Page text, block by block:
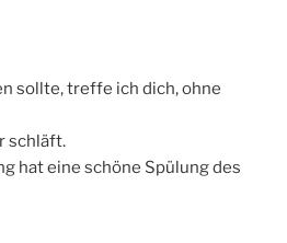
sollte, treffe ich dich, ohne
schläft.
hat eine schöne Spülung des